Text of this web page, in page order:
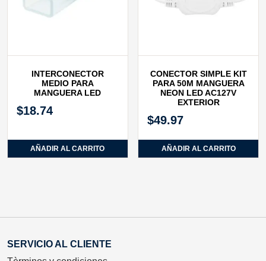
INTERCONECTOR
MEDIO PARA
MANGUERA LED
$18.74
AÑADIR AL CARRITO
CONECTOR SIMPLE KIT
PARA 50M MANGUERA
NEON LED AC127V
EXTERIOR
$49.97
AÑADIR AL CARRITO
SERVICIO AL CLIENTE